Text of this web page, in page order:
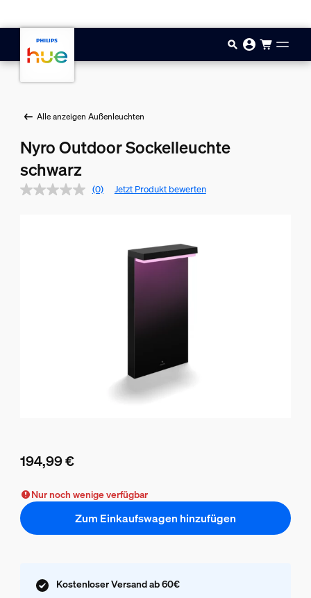
Alle anzeigen Außenleuchten
Nyro Outdoor Sockelleuchte
schwarz
(0) Jetzt Produkt bewerten
194,99 €
Nur noch wenige verfügbar
Zum Einkaufswagen hinzufügen
Kostenloser Versand ab 60€